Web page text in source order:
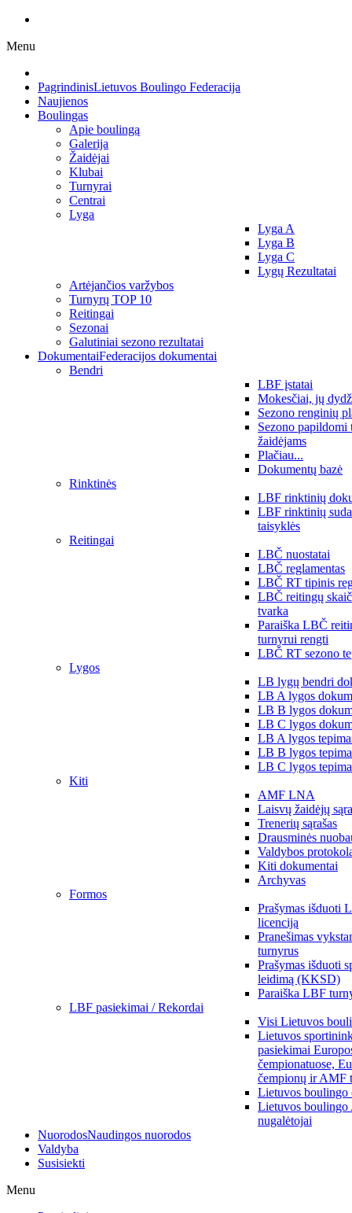
Menu
PagrindinisLietuvos Boulingo Federacija
Naujienos
Boulingas
Apie boulingą
Galerija
Žaidėjai
Klubai
Turnyrai
Centrai
Lyga
Lyga A
Lyga B
Lyga C
Lygų Rezultatai
Artėjančios varžybos
Turnyrų TOP 10
Reitingai
Sezonai
Galutiniai sezono rezultatai
DokumentaiFederacijos dokumentai
Bendri
LBF įstatai
Mokesčiai, jų
Sezono renginių
Sezono papildomi
žaidėjams
Plačiau...
Dokumentų bazė
Rinktinės
LBF rinktinių
LBF rinktinių
taisyklės
Reitingai
LBČ nuostatai
LBČ reglamentas
LBČ RT tipinis
LBČ reitingų
tvarka
Paraiška LBČ
turnyrui rengti
LBČ RT sezono
Lygos
LB lygų bendri
LB A lygos
LB B lygos
LB C lygos
LB A lygos
LB B lygos
LB C lygos
Kiti
AMF LNA
Laisvų žaidėjų
Trenerių sąrašas
Drausminės
Valdybos
Kiti dokumentai
Archyvas
Formos
Prašymas išduoti
licenciją
Pranešimas
turnyrus
Prašymas išduoti
leidimą (KKSD)
Paraiška LBF
LBF pasiekimai / Rekordai
Visi Lietuvos
Lietuvos
pasiekimai
čempionatuose,
čempionų ir AMF
Lietuvos boulingo
Lietuvos boulingo
nugalėtojai
NuorodosNaudingos nuorodos
Valdyba
Susisiekti
Menu